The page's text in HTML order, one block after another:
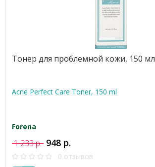
Тонер для проблемной кожи, 150 мл
Acne Perfect Care Toner, 150 ml
Forena
1 233 р. 948 р.
0 отзывов